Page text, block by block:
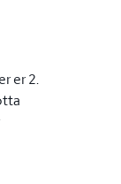
er 2.